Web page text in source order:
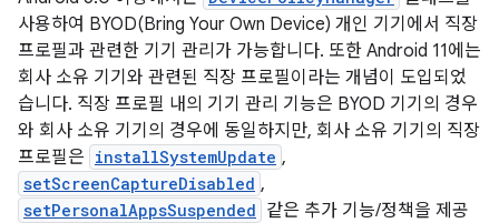
사용하여 BYOD(Bring Your Own Device) 개인 기기에서 직장
프로필과 관련한 기기 관리가 가능합니다. 또한 Android 11에는
회사 소유 기기와 관련된 직장 프로필이라는 개념이 도입되었
습니다. 직장 프로필 내의 기기 관리 기능은 BYOD 기기의 경우
와 회사 소유 기기의 경우에 동일하지만, 회사 소유 기기의 직장
프로필은 installSystemUpdate ,
setScreenCaptureDisabled ,
setPersonalAppsSuspended 같은 추가 기능/정책을 제공